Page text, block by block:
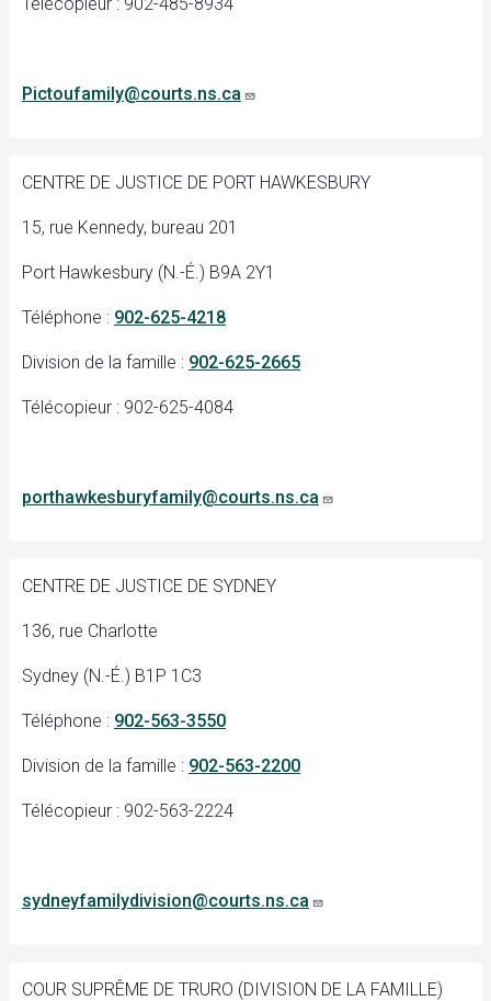
Pictoufamily@courts.ns.ca
CENTRE DE JUSTICE DE PORT HAWKESBURY
15, rue Kennedy, bureau 201
Port Hawkesbury (N.-É.) B9A 2Y1
Téléphone : 902-625-4218
Division de la famille : 902-625-2665
Télécopieur : 902-625-4084
porthawkesburyfamily@courts.ns.ca
CENTRE DE JUSTICE DE SYDNEY
136, rue Charlotte
Sydney (N.-É.) B1P 1C3
Téléphone : 902-563-3550
Division de la famille : 902-563-2200
Télécopieur : 902-563-2224
sydneyfamilydivision@courts.ns.ca
COUR SUPRÊME DE TRURO (DIVISION DE LA FAMILLE)